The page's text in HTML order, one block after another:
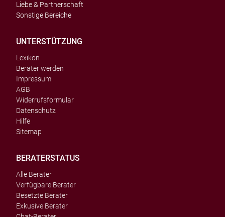
Liebe & Partnerschaft
Sonstige Bereiche
UNTERSTÜTZUNG
Lexikon
Berater werden
Impressum
AGB
Widerrufsformular
Datenschutz
Hilfe
Sitemap
BERATERSTATUS
Alle Berater
Verfügbare Berater
Besetzte Berater
Exkusive Berater